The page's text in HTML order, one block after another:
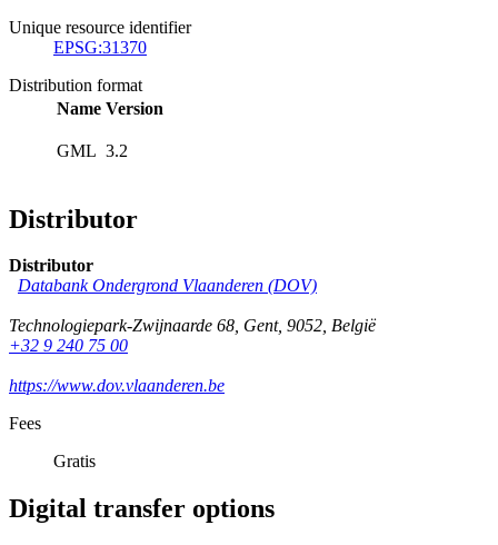
Unique resource identifier
EPSG:31370
Distribution format
Name Version
GML 3.2
Distributor
Distributor
Databank Ondergrond Vlaanderen (DOV)
Technologiepark-Zwijnaarde 68, Gent, 9052, België
+32 9 240 75 00
https://www.dov.vlaanderen.be
Fees
Gratis
Digital transfer options